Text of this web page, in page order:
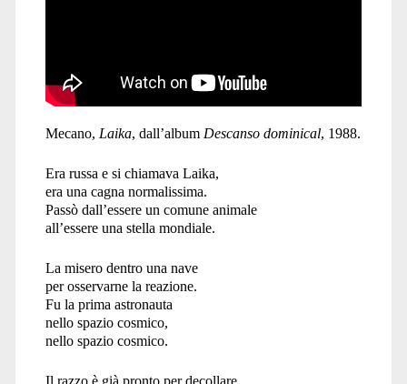
Mecano, Laika, dall’album Descanso dominical, 1988.
Era russa e si chiamava Laika,
era una cagna normalissima.
Passò dall’essere un comune animale
all’essere una stella mondiale.
La misero dentro una nave
per osservarne la reazione.
Fu la prima astronauta
nello spazio cosmico,
nello spazio cosmico.
Il razzo è già pronto per decollare,